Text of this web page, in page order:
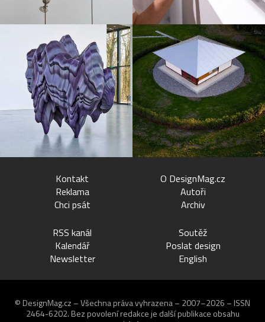
Kontakt
Reklama
Chci psát
O DesignMag.cz
Autoři
Archiv
RSS kanál
Kalendář
Newsletter
Soutěž
Poslat design
English
© DesignMag.cz – Všechna práva vyhrazena – 2007–2026 – ISSN
2464-6202. Bez povolení redakce je další publikace obsahu